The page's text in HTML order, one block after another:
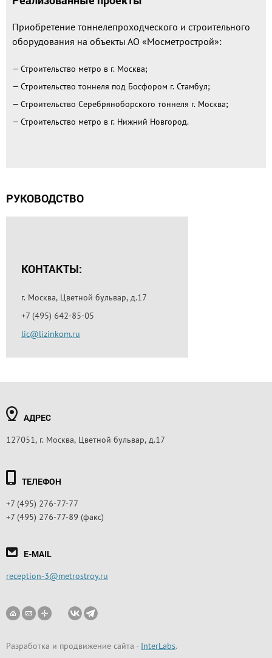
Приобретение тоннелепроходческого и строительного
оборудования на объекты АО «Мосметрострой»:
— Строительство метро в г. Москва;
— Строительство тоннеля под Босфором г. Стамбул;
— Строительство Серебряноборского тоннеля г. Москва;
— Строительство метро в г. Нижний Новгород.
РУКОВОДСТВО
КОНТАКТЫ:
г. Москва, Цветной бульвар, д.17
+7 (495) 642-85-05
lic@lizinkom.ru
АДРЕС
127051, г. Москва, Цветной бульвар, д.17
ТЕЛЕФОН
+7 (495) 276-77-77
+7 (495) 276-77-89 (факс)
E-MAIL
reception-3@metrostroy.ru
Разработка и продвижение сайта - InterLabs.